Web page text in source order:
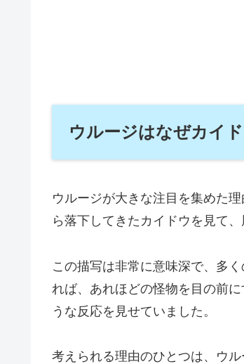
ウルージはなぜカイ
ウルージが大きな注目を集めた
ら落下してきたカイドウを見て
この描写は非常に意味深で、多
れば、あれほどの怪物を目の前
うな反応を見せていました。
考えられる理由のひとつは、ウ